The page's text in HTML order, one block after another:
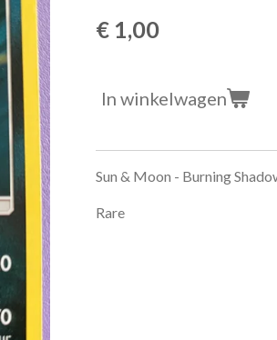
€ 1,00
In winkelwagen
Sun & Moon - Burning
Rare